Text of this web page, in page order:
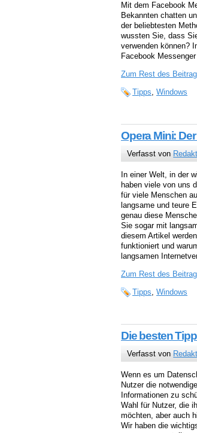
Mit dem Facebook
Bekannten chatten
der beliebtesten
wussten Sie, dass
verwenden können?
Facebook
Zum Rest des
Tipps Windows
Opera Mini:
Verfasst von
In einer Welt, in der
haben viele von uns
für viele Menschen
langsame und teure
genau diese
Sie sogar mit
diesem Artikel
funktioniert und
langsamen
Zum Rest des
Tipps Windows
Die besten
Verfasst von
Wenn es um
Nutzer die
Informationen zu
Wahl für Nutzer, die
möchten, aber auch
Wir haben die